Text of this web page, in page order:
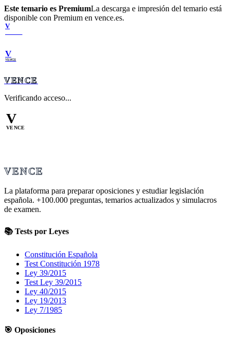
Este temario es PremiumLa descarga e impresión del temario está
disponible con Premium en vence.es.
V
V
VENCE
VENCE
Verificando acceso...
V
VENCE
VENCE
La plataforma para preparar oposiciones y estudiar legislación
española. +100.000 preguntas, temarios actualizados y simulacros
de examen.
📚 Tests por Leyes
Constitución Española
Test Constitución 1978
Ley 39/2015
Test Ley 39/2015
Ley 40/2015
Ley 19/2013
Ley 7/1985
🎯 Oposiciones